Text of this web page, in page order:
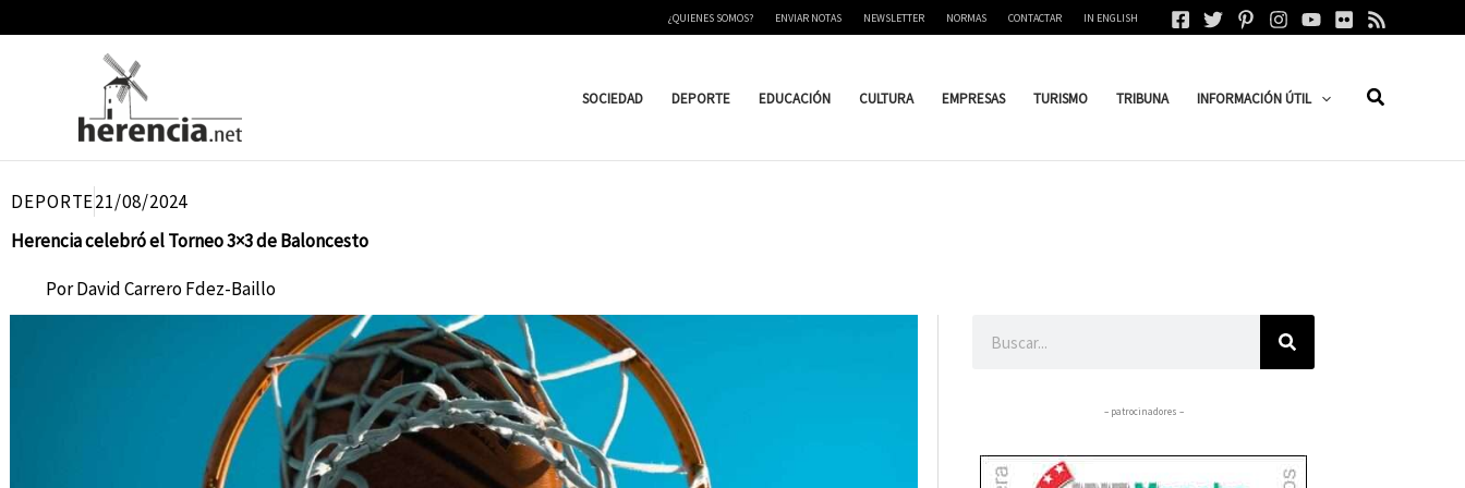
¿QUIENES SOMOS? ENVIAR NOTAS NEWSLETTER NORMAS CONTACTAR IN ENGLISH
SOCIEDAD DEPORTE EDUCACIÓN CULTURA EMPRESAS TURISMO TRIBUNA INFORMACIÓN ÚTIL
DEPORTE21/08/2024
Herencia celebró el Torneo 3×3 de Baloncesto
PorDavid Carrero Fdez-Baillo
– patrocinadores –